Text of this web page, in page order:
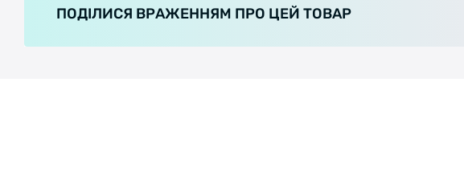
ПОДІЛИСЯ ВРАЖЕННЯМ ПРО ЦЕЙ ТОВАР